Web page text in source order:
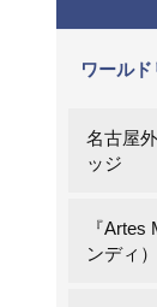
ワール
名古屋
ッジ
『
ンディ）